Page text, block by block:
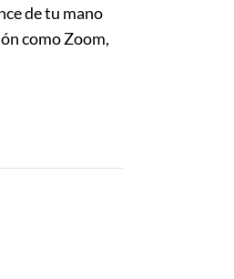
de tu mano
como Zoom,